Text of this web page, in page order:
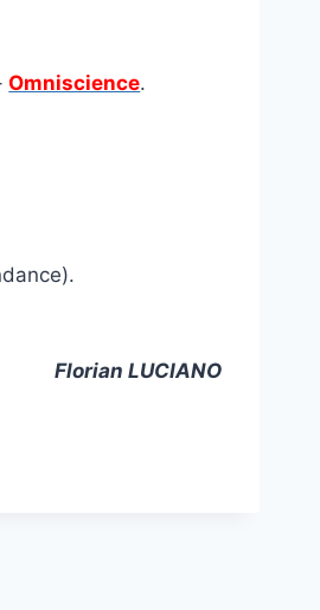
Omniscience.
Florian LUCIANO